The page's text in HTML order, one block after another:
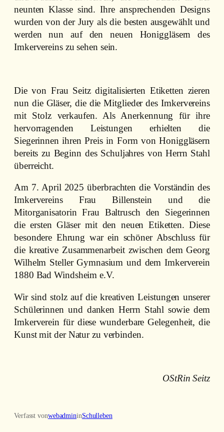
neunten Klasse sind. Ihre ansprechenden Designs
wurden von der Jury als die besten ausgewählt und
werden nun auf den neuen Honiggläsern des
Imkervereins zu sehen sein.
Die von Frau Seitz digitalisierten Etiketten zieren
nun die Gläser, die die Mitglieder des Imkervereins
mit Stolz verkaufen. Als Anerkennung für ihre
hervorragenden Leistungen erhielten die
Siegerinnen ihren Preis in Form von Honiggläsern
bereits zu Beginn des Schuljahres von Herrn Stahl
überreicht.
Am 7. April 2025 überbrachten die Vorständin des
Imkervereins Frau Billenstein und die
Mitorganisatorin Frau Baltrusch den Siegerinnen
die ersten Gläser mit den neuen Etiketten. Diese
besondere Ehrung war ein schöner Abschluss für
die kreative Zusammenarbeit zwischen dem Georg
Wilhelm Steller Gymnasium und dem Imkerverein
1880 Bad Windsheim e.V.
Wir sind stolz auf die kreativen Leistungen unserer
Schülerinnen und danken Herrn Stahl sowie dem
Imkerverein für diese wunderbare Gelegenheit, die
Kunst mit der Natur zu verbinden.
OStRin Seitz
Verfasst vonwebadmininSchulleben